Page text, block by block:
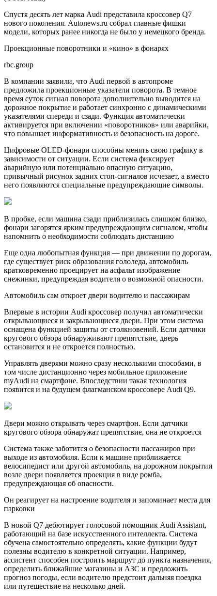
Спустя десять лет марка Audi представила кроссовер Q7
нового поколения. Autonews.ru собрал главные фишки
модели, которых ранее никогда не было у немецкого бренда.
Проекционные поворотники и «кино» в фонарях
rbc.group
В компании заявили, что Audi первой в автопроме
предложила проекционные указатели поворота. В темное
время суток сигнал поворота дополнительно выводится на
дорожное покрытие и работает синхронно с динамическими
указателями спереди и сзади. Функция автоматически
активируется при включении «поворотников» или аварийки,
что повышает информативность и безопасность на дороге.
Цифровые OLED-фонари способны менять свою графику в
зависимости от ситуации. Если система фиксирует
аварийную или потенциально опасную ситуацию,
привычный рисунок задних стоп-сигналов исчезает, а вместо
него появляются специальные предупреждающие символы.
В пробке, если машина сзади приблизилась слишком близко,
фонари загорятся ярким предупреждающим сигналом, чтобы
напомнить о необходимости соблюдать дистанцию
Еще одна любопытная функция — при движении по дорогам,
где существует риск образования гололеда, автомобиль
кратковременно проецирует на асфальт изображение
снежинки, предупреждая водителя о возможной опасности.
Автомобиль сам откроет двери водителю и пассажирам
Впервые в истории Audi кроссовер получил автоматически
открывающиеся и закрывающиеся двери. При этом система
оснащена функцией защиты от столкновений. Если датчики
кругового обзора обнаруживают препятствие, дверь
остановится и не откроется полностью.
Управлять дверями можно сразу несколькими способами, в
том числе дистанционно через мобильное приложение
myAudi на смартфоне. Впоследствии такая технология
появится и на будущем флагманском кроссовере Audi Q9.
Двери можно открывать через смартфон. Если датчики
кругового обзора обнаружат препятствие, она не откроется
Система также заботится о безопасности пассажиров при
выходе из автомобиля. Если к машине приближается
велосипедист или другой автомобиль, на дорожном покрытии
возле двери появляется проекция в виде ромба,
предупреждающая об опасности.
Он реагирует на настроение водителя и запоминает места для
парковки
В новой Q7 дебютирует голосовой помощник Audi Assistant,
работающий на базе искусственного интеллекта. Система
обучена самостоятельно определять, какие функции будут
полезны водителю в конкретной ситуации. Например,
ассистент способен построить маршрут до пункта назначения,
определить ближайшие магазины и АЗС и предложить
прогноз погоды, если водителю предстоит дальняя поездка
или путешествие на несколько дней.